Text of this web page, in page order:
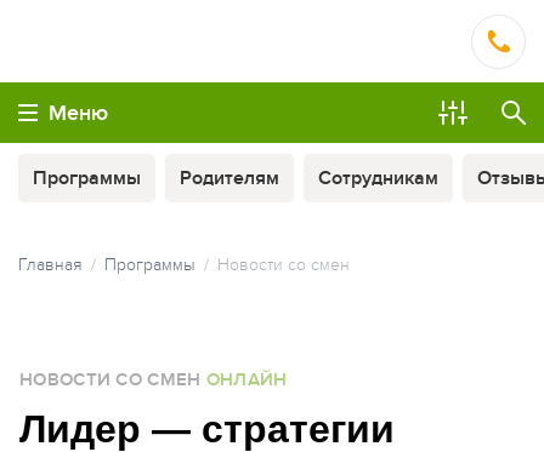
Меню
Программы Родителям Сотрудникам
Главная Программы Новости со смен
НОВОСТИ СО СМЕН ОНЛАЙН
Лидер — стратегии